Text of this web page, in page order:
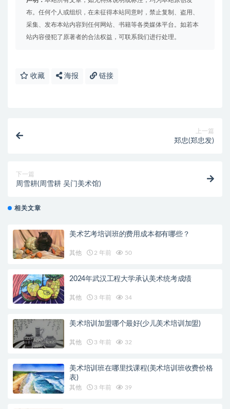
布。任何个人或组织，在未征得本站同意时，禁止复制、盗用、
采集、发布本站内容到任何网站、书籍等各类媒体平台。如若本
站内容侵犯了原著者的合法权益，可联系我们进行处理。
收藏 海报 链接
上一篇
郑忠(郑忠发)
下一篇
周雪耕(周雪耕 吴门美术馆)
相关文章
美术艺考培训班的费用成本都有哪些？
其他 2 年前 50
2024年武汉工程大学承认美术统考成绩
其他 3 年前 34
美术培训加盟哪个最好(少儿美术培训加盟)
其他 3 年前 32
美术培训班在哪里找课程(美术培训班收费价格
表)
其他 3 年前 39